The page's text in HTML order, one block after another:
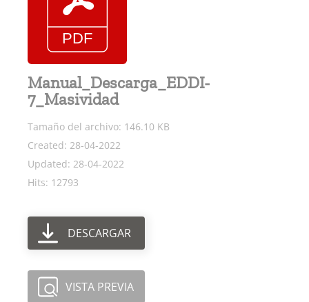
Manual_Descarga_EDDI-
7_Masividad
Tamaño del archivo: 146.10 KB
Created: 28-04-2022
Updated: 28-04-2022
Hits: 12793
DESCARGAR
VISTA PREVIA